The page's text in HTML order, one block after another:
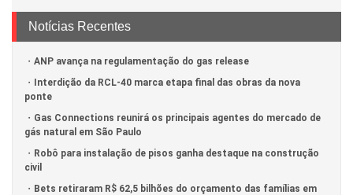
Notícias Recentes
ANP avança na regulamentação do gas release
Interdição da RCL-40 marca etapa final das obras da nova
ponte
Gas Connections reunirá os principais agentes do mercado de
gás natural em São Paulo
Robô para instalação de pisos ganha destaque na construção
civil
Bets retiraram R$ 62,5 bilhões do orçamento das famílias em